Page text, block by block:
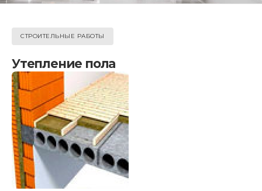
СТРОИТЕЛЬНЫЕ РАБОТЫ
Утепление пола